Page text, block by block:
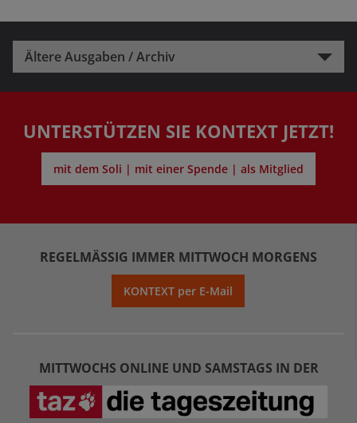
Ältere Ausgaben / Archiv
UNTERSTÜTZEN SIE KONTEXT JETZT!
mit dem Soli | mit einer Spende | als Mitglied
REGELMÄSSIG IMMER MITTWOCH MORGENS
KONTEXT per E-Mail
MITTWOCHS ONLINE UND SAMSTAGS IN DER